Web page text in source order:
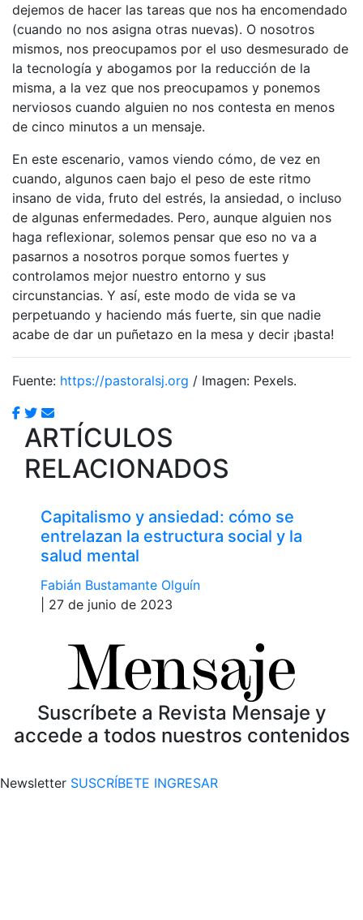
dejemos de hacer las tareas que nos ha encomendado
(cuando no nos asigna otras nuevas). O nosotros
mismos, nos preocupamos por el uso desmesurado de
la tecnología y abogamos por la reducción de la
misma, a la vez que nos preocupamos y ponemos
nerviosos cuando alguien no nos contesta en menos
de cinco minutos a un mensaje.
En este escenario, vamos viendo cómo, de vez en
cuando, algunos caen bajo el peso de este ritmo
insano de vida, fruto del estrés, la ansiedad, o incluso
de algunas enfermedades. Pero, aunque alguien nos
haga reflexionar, solemos pensar que eso no va a
pasarnos a nosotros porque somos fuertes y
controlamos mejor nuestro entorno y sus
circunstancias. Y así, este modo de vida se va
perpetuando y haciendo más fuerte, sin que nadie
acabe de dar un puñetazo en la mesa y decir ¡basta!
Fuente: https://pastoralsj.org / Imagen: Pexels.
ARTÍCULOS
RELACIONADOS
Capitalismo y ansiedad: cómo se
entrelazan la estructura social y la
salud mental
Fabián Bustamante Olguín
| 27 de junio de 2023
Suscríbete a Revista Mensaje y
accede a todos nuestros contenidos
Newsletter SUSCRÍBETE INGRESAR